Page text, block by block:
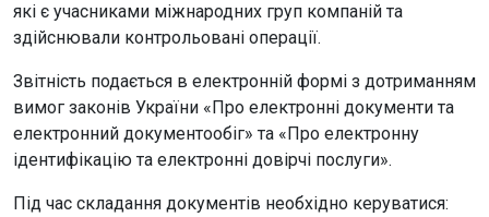
які є учасниками міжнародних груп компаній та
здійснювали контрольовані операції.
Звітність подається в електронній формі з дотриманням
вимог законів України «Про електронні документи та
електронний документообіг» та «Про електронну
ідентифікацію та електронні довірчі послуги».
Під час складання документів необхідно керуватися: